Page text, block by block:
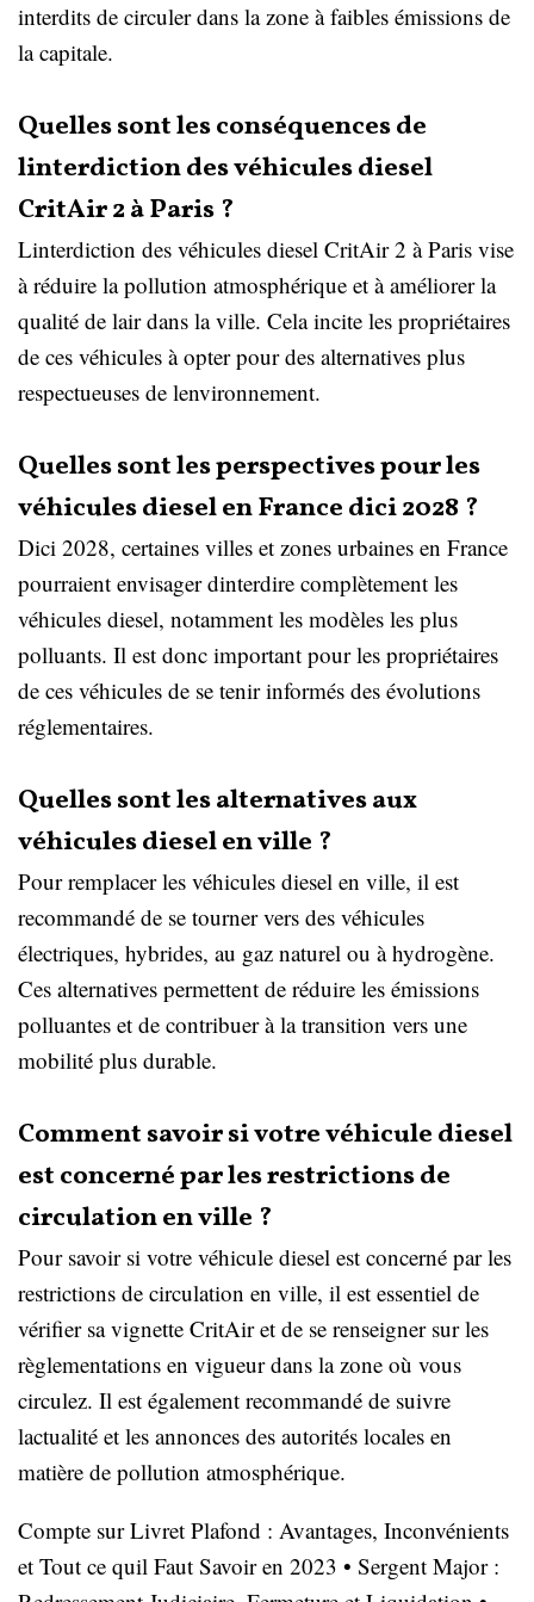
interdits de circuler dans la zone à faibles émissions de
la capitale.
Quelles sont les conséquences de
linterdiction des véhicules diesel
CritAir 2 à Paris ?
Linterdiction des véhicules diesel CritAir 2 à Paris vise
à réduire la pollution atmosphérique et à améliorer la
qualité de lair dans la ville. Cela incite les propriétaires
de ces véhicules à opter pour des alternatives plus
respectueuses de lenvironnement.
Quelles sont les perspectives pour les
véhicules diesel en France dici 2028 ?
Dici 2028, certaines villes et zones urbaines en France
pourraient envisager dinterdire complètement les
véhicules diesel, notamment les modèles les plus
polluants. Il est donc important pour les propriétaires
de ces véhicules de se tenir informés des évolutions
réglementaires.
Quelles sont les alternatives aux
véhicules diesel en ville ?
Pour remplacer les véhicules diesel en ville, il est
recommandé de se tourner vers des véhicules
électriques, hybrides, au gaz naturel ou à hydrogène.
Ces alternatives permettent de réduire les émissions
polluantes et de contribuer à la transition vers une
mobilité plus durable.
Comment savoir si votre véhicule diesel
est concerné par les restrictions de
circulation en ville ?
Pour savoir si votre véhicule diesel est concerné par les
restrictions de circulation en ville, il est essentiel de
vérifier sa vignette CritAir et de se renseigner sur les
règlementations en vigueur dans la zone où vous
circulez. Il est également recommandé de suivre
lactualité et les annonces des autorités locales en
matière de pollution atmosphérique.
Compte sur Livret Plafond : Avantages, Inconvénients
et Tout ce quil Faut Savoir en 2023 • Sergent Major :